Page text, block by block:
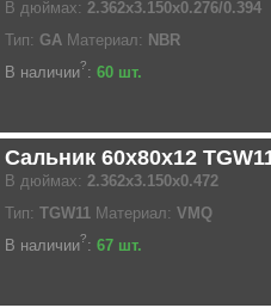
В дюймах: 2.362x3.150x0.276/0.394
Тип: GA Материал: NBR
В наличии?: 60 шт.
Сальник 60x80x12
В дюймах: 2.362x3.150x0.472
Тип: TGW11 Материал: VMQ
В наличии?: 67 шт.